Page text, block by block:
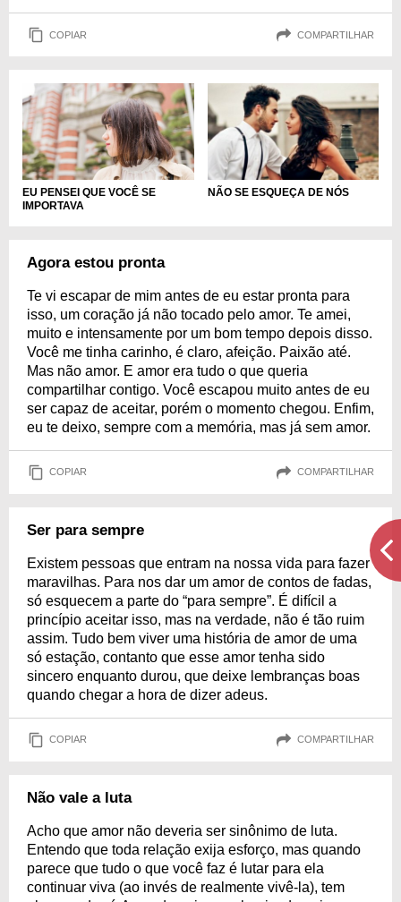
COPIAR COMPARTILHAR
EU PENSEI QUE VOCÊ SE
IMPORTAVA
NÃO SE ESQUEÇA DE NÓS
Agora estou pronta
Te vi escapar de mim antes de eu estar pronta para
isso, um coração já não tocado pelo amor. Te amei,
muito e intensamente por um bom tempo depois disso.
Você me tinha carinho, é claro, afeição. Paixão até.
Mas não amor. E amor era tudo o que queria
compartilhar contigo. Você escapou muito antes de eu
ser capaz de aceitar, porém o momento chegou. Enfim,
eu te deixo, sempre com a memória, mas já sem amor.
COPIAR COMPARTILHAR
Ser para sempre
Existem pessoas que entram na nossa vida para fazer
maravilhas. Para nos dar um amor de contos de fadas,
só esquecem a parte do “para sempre”. É difícil a
princípio aceitar isso, mas na verdade, não é tão ruim
assim. Tudo bem viver uma história de amor de uma
só estação, contanto que esse amor tenha sido
sincero enquanto durou, que deixe lembranças boas
quando chegar a hora de dizer adeus.
COPIAR COMPARTILHAR
Não vale a luta
Acho que amor não deveria ser sinônimo de luta.
Entendo que toda relação exija esforço, mas quando
parece que tudo o que você faz é lutar para ela
continuar viva (ao invés de realmente vivê-la), tem